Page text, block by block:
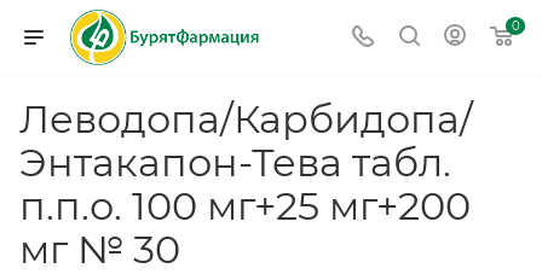
0
Леводопа/Карбидопа/
Энтакапон-Тева табл.
п.п.о. 100 мг+25 мг+200
мг № 30